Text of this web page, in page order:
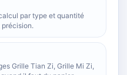
par type et quantité
précision.
Grille Tian Zi, Grille Mi Zi,